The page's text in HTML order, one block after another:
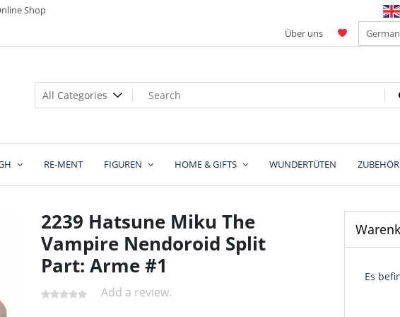
Shop
Über uns
RE-MENT FIGUREN HOME & GIFTS WUNDERTÜTEN ZUBEHÖR
2239 Hatsune Miku The
Vampire Nendoroid Split
Part: Arme #1
Add a review.
Es